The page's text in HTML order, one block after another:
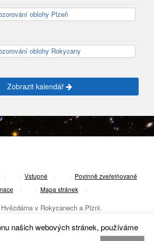
oblohy Plzeň
oblohy Rokycany
Zobrazit kalendář
Vstupné
Povinně zveřejňované
Mapa stránek
v Rokycanech a Plzni.
našich webových stránek, používáme